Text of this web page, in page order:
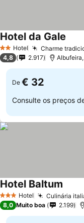
2 Estrelas
Hotel Charme
Hotel da Gale
4,8 2.917
De € 32
Consulte os preços
3 EstrelasHotel Culinária
Hotel Baltum
8,0 Muito boa 2.199